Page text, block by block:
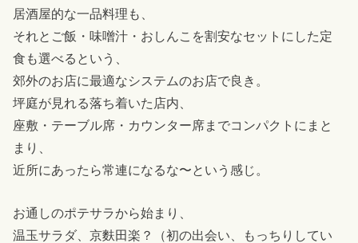
居酒屋的な一品料理も、
それとご飯・味噌汁・おしんこを割安なセットにした定
食も選べるという、
郊外のお店に最適なシステムのお店で良き。
坪庭が見れる落ち着いた店内、
座敷・テーブル席・カウンター席までコンパクトにまと
まり、
近所にあったら常連になるな〜という感じ。
お通しのポテサラから始まり、
温玉サラダ、京麩田楽？（初の出会い、もっちりしてい